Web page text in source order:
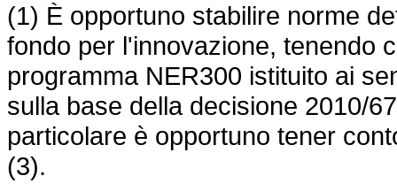
(1) È opportuno stabilire norme
fondo per l'innovazione, tenendo
programma NER300 istituito ai
sulla base della decisione 2010/
particolare è opportuno tener
(3).